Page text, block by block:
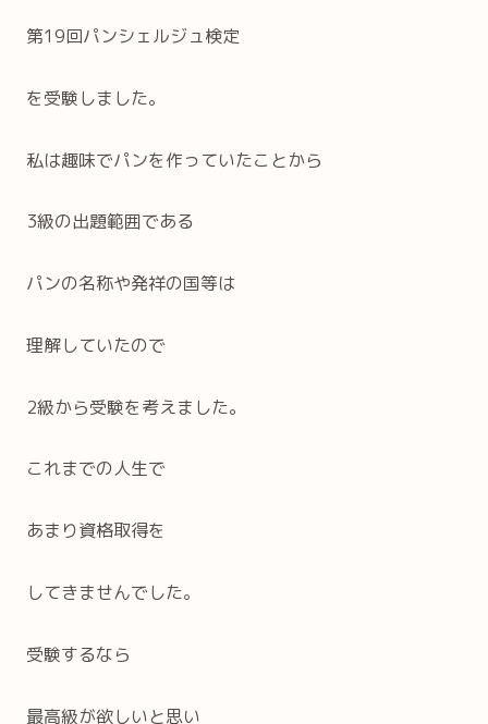
第19回パンシェルジュ検定
を受験しました。
私は趣味でパンを作っていたことから
3級の出題範囲である
パンの名称や発祥の国等は
理解していたので
2級から受験を考えました。
これまでの人生で
あまり資格取得を
してきませんでした。
受験するなら
最高級が欲しいと思い